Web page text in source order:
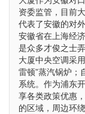
资委监管，目前
代表了安徽的对
安徽省在上海经
是众多才俊之士
大厦中央空调采
雷顿”蒸汽锅炉；
系统。作为浦东
享各类政策优惠
的区域，周边环